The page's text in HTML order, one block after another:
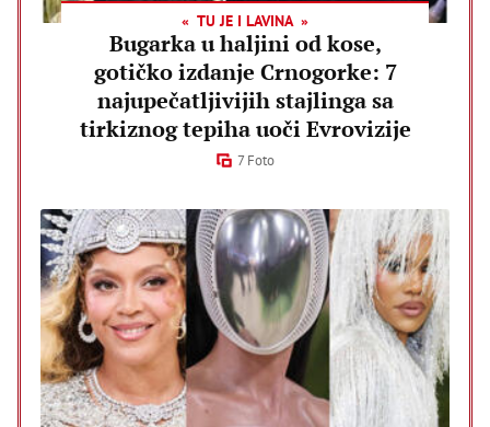
TU JE I LAVINA
Bugarka u haljini od kose,
gotičko izdanje Crnogorke: 7
najupečatljivijih stajlinga sa
tirkiznog tepiha uoči Evrovizije
7 Foto